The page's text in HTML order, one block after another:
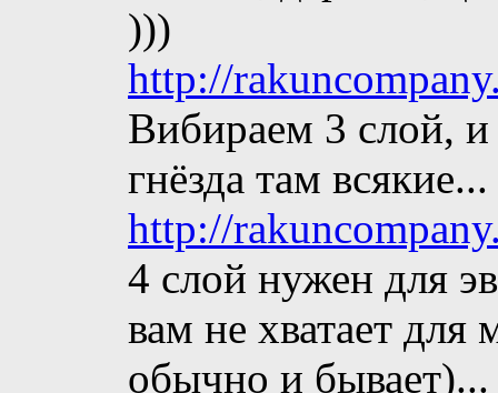
)))
http://
Вибираем 3 слой, и
гнёзда там
http://
4 слой нужен для
вам не хватает для
обычно и бывает)...